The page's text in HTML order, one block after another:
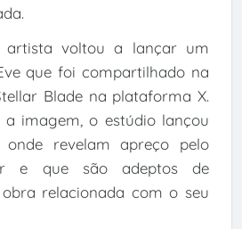
artista voltou a lançar um
que foi compartilhado na
Blade na plataforma X.
imagem, o estúdio lançou
onde revelam apreço pelo
e que são adeptos de
relacionada com o seu